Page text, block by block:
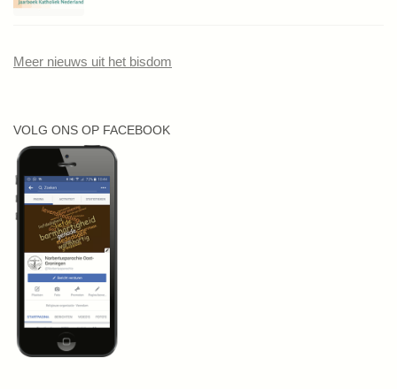
Meer nieuws uit het bisdom
VOLG ONS OP FACEBOOK